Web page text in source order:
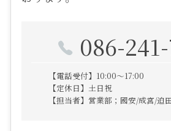
086-
【電話受付】10:00～17:00
【定休日】土日祝
【担当者】営業部；國安/成宮/迫